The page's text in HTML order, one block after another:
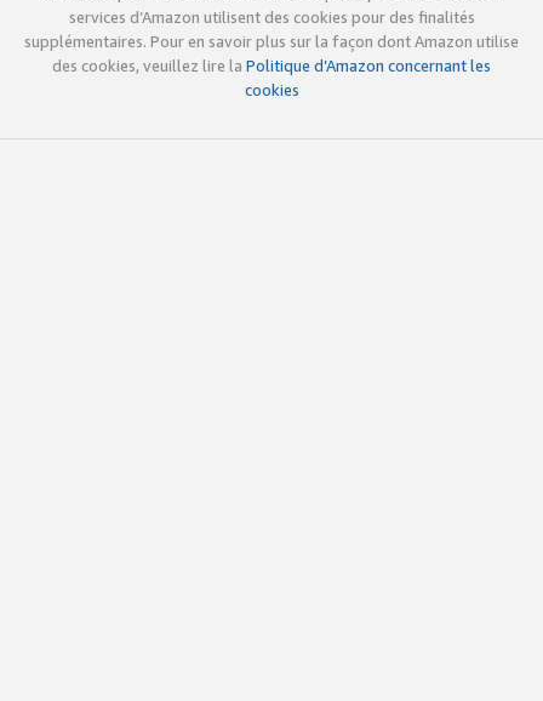
services d’Amazon utilisent des cookies pour des finalités
supplémentaires. Pour en savoir plus sur la façon dont Amazon utilise
des cookies, veuillez lire la Politique d’Amazon concernant les
cookies